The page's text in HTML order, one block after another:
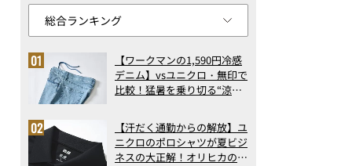
【ワークマンの1,590円冷感
デニム】vsユニクロ・無印で
比較！猛暑を乗り切る“涼感
で決定版
【汗だく通勤からの解放】ユ
ニクロのポロシャツが夏ビジ
ネスの大正解！オリヒカの透